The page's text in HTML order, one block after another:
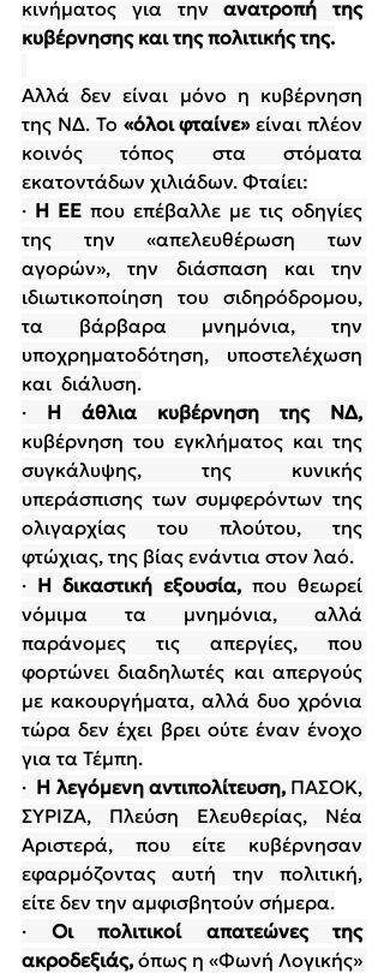
κινήματος για την ανατροπή της
κυβέρνησης και της πολιτικής της.
Αλλά δεν είναι μόνο η κυβέρνηση
της ΝΔ. Το «όλοι φταίνε» είναι πλέον
κοινός τόπος στα στόματα
εκατοντάδων χιλιάδων. Φταίει:
· Η ΕΕ που επέβαλλε με τις οδηγίες
της την «απελευθέρωση των
αγορών», την διάσπαση και την
ιδιωτικοποίηση του σιδηρόδρομου,
τα βάρβαρα μνημόνια, την
υποχρηματοδότηση, υποστελέχωση
και  διάλυση.
·
κυβέρνηση του εγκλήματος και της
συγκάλυψης, της κυνικής
υπεράσπισης των συμφερόντων της
ολιγαρχίας του πλούτου, της
φτώχιας, της βίας ενάντια στον λαό.
· Η δικαστική εξουσία, που θεωρεί
νόμιμα τα μνημόνια, αλλά
παράνομες τις απεργίες, που
φορτώνει διαδηλωτές και απεργούς
με κακουργήματα, αλλά δυο χρόνια
τώρα δεν έχει βρει ούτε έναν ένοχο
για τα Τέμπη.
· Η λεγόμενη αντιπολίτευση, ΠΑΣΟΚ,
ΣΥΡΙΖΑ, Πλεύση Ελευθερίας, Νέα
Αριστερά, που είτε κυβέρνησαν
εφαρμόζοντας αυτή την πολιτική,
είτε δεν την αμφισβητούν σήμερα.
· Οι πολιτικοί απατεώνες της
ακροδεξιάς, όπως η «Φωνή Λογικής»